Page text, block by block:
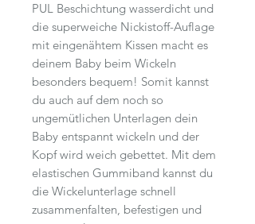
PUL Beschichtung wasserdicht und
die superweiche Nickistoff-Auflage
mit eingenähtem Kissen macht es
deinem Baby beim Wickeln
besonders bequem! Somit kannst
du auch auf dem noch so
ungemütlichen Unterlagen dein
Baby entspannt wickeln und der
Kopf wird weich gebettet. Mit dem
elastischen Gummiband kannst du
die Wickelunterlage schnell
zusammenfalten, befestigen und